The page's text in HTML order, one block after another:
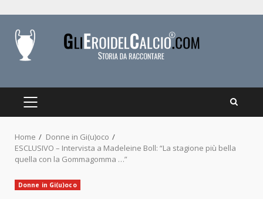
content
PRIMARY
Home
Donne in Gi(u)oco
ESCLUSIVO – Intervista a Madeleine Boll: “La stagione più bella
quella con la Gommagomma …”
Donne in Gi(u)oco